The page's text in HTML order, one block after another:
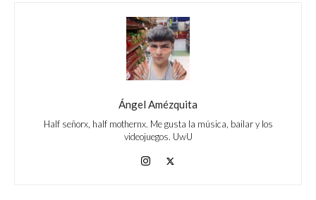
Ángel Amézquita
Half señorx, half mothernx. Me gusta la música, bailar y los
videojuegos. UwU